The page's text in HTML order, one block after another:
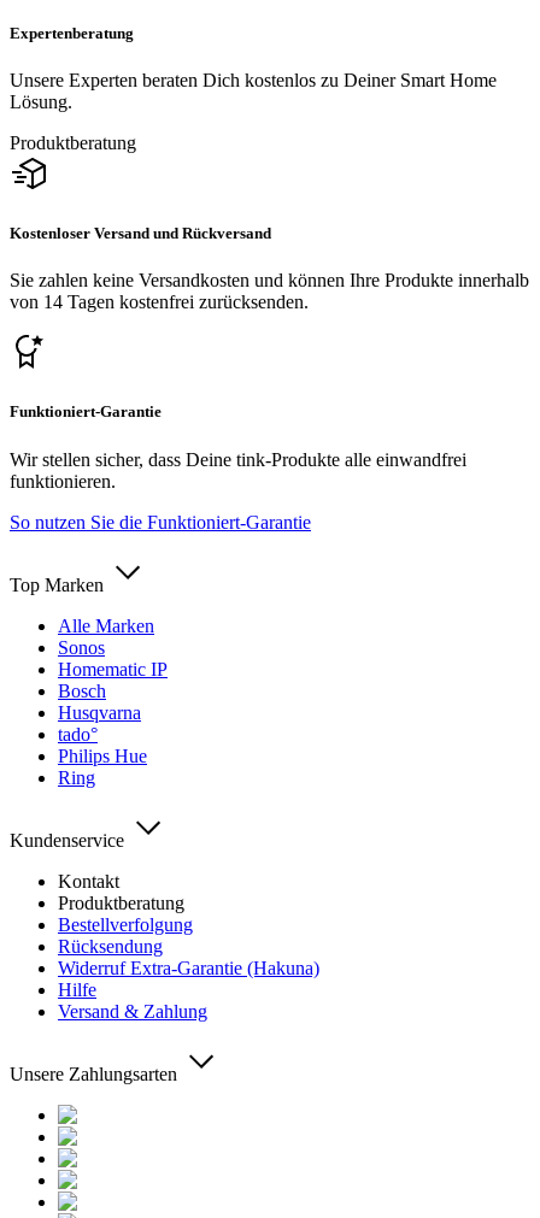
Expertenberatung
Unsere Experten beraten Dich kostenlos zu Deiner Smart Home
Lösung.
Produktberatung
Kostenloser Versand und Rückversand
Sie zahlen keine Versandkosten und können Ihre Produkte innerhalb
von 14 Tagen kostenfrei zurücksenden.
Funktioniert-Garantie
Wir stellen sicher, dass Deine tink-Produkte alle einwandfrei
funktionieren.
So nutzen Sie die Funktioniert-Garantie
Top Marken
Alle Marken
Sonos
Homematic IP
Bosch
Husqvarna
tado°
Philips Hue
Ring
Kundenservice
Kontakt
Produktberatung
Bestellverfolgung
Rücksendung
Widerruf Extra-Garantie (Hakuna)
Hilfe
Versand & Zahlung
Unsere Zahlungsarten